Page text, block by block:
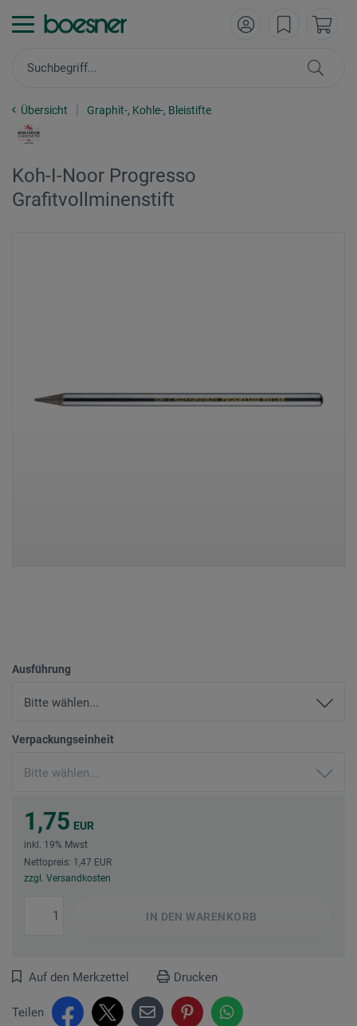
Übersicht Graphit-, Kohle-, Bleistifte
Koh-I-Noor Progresso
Grafitvollminenstift
Ausführung
Verpackungseinheit
1,75 EUR
inkl. 19% Mwst
Nettopreis: 1,47 EUR
zzgl. Versandkosten
IN DEN WARENKORB
Auf den Merkzettel Drucken
Teilen